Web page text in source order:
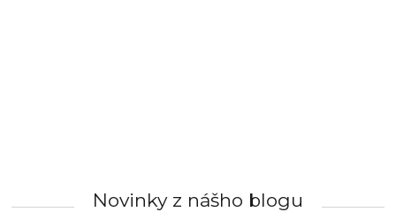
Novinky z nášho blogu